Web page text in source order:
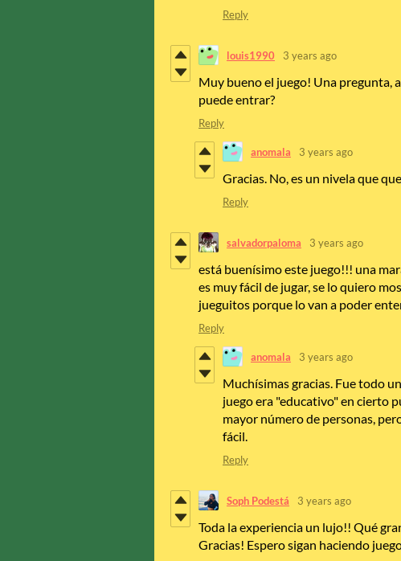
Reply
louis1990 3 years ago
Muy bueno el juego! Una pregunta,
puede entrar?
Reply
anomala 3 years ago
Gracias. No, es un nivela que
Reply
salvadorpaloma 3 years ago
está buenísimo este juego!!! una
es muy fácil de jugar, se lo quiero
jueguitos porque lo van a poder
Reply
anomala 3 years ago
Muchísimas gracias. Fue todo
juego era "educativo" en cierto
mayor número de personas,
fácil.
Reply
Soph Podestá 3 years ago
Toda la experiencia un lujo!! Qué
Gracias! Espero sigan haciendo